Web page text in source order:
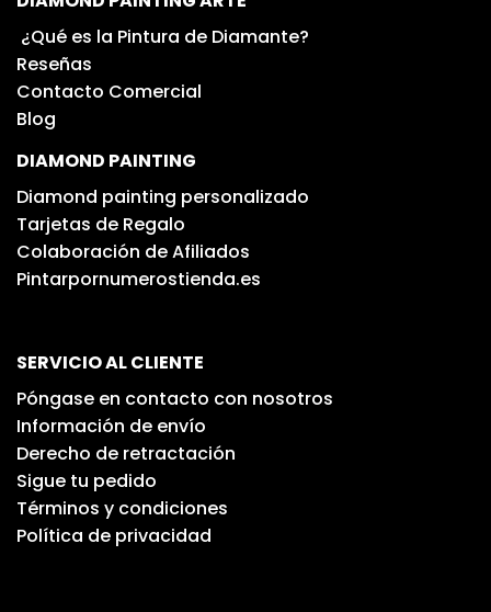
¿Qué es la Pintura de Diamante?
Reseñas
Contacto Comercial
Blog
DIAMOND PAINTING
Diamond painting personalizado
Tarjetas de Regalo
Colaboración de Afiliados
Pintarpornumerostienda.es
SERVICIO AL CLIENTE
Póngase en contacto con nosotros
Información de envío
Derecho de retractación
Sigue tu pedido
Términos y condiciones
Política de privacidad